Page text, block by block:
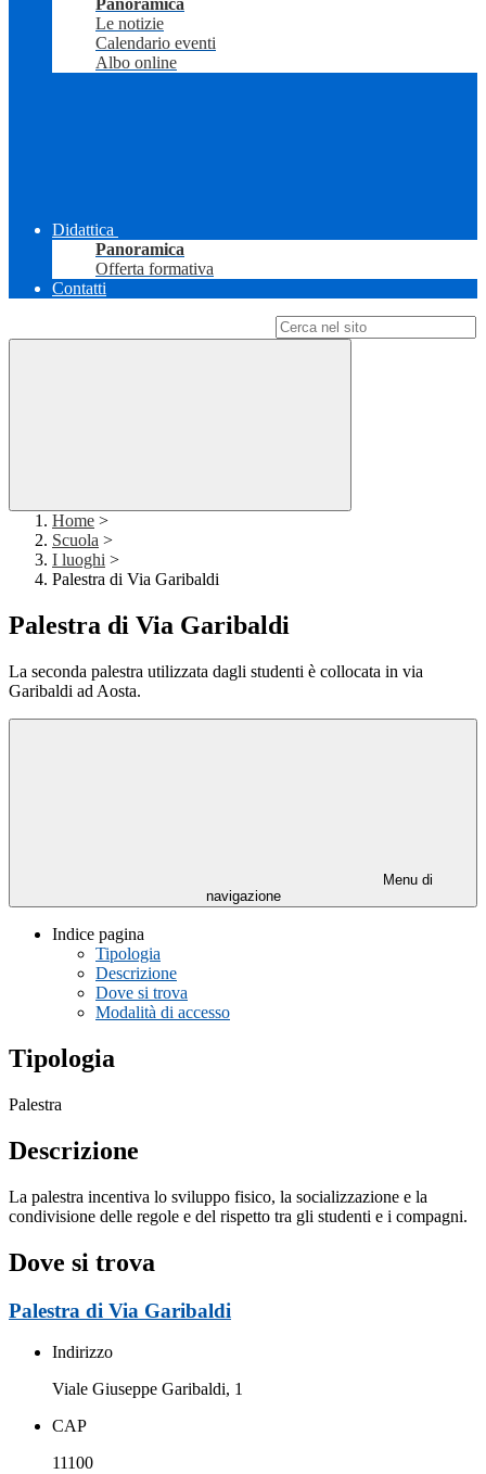
Panoramica
Le notizie
Calendario eventi
Albo online
Didattica
Panoramica
Offerta formativa
Contatti
Home >
Scuola >
I luoghi >
Palestra di Via Garibaldi
Palestra di Via Garibaldi
La seconda palestra utilizzata dagli studenti è collocata in via
Garibaldi ad Aosta.
Menu di
navigazione
Indice pagina
Tipologia
Descrizione
Dove si trova
Modalità di accesso
Tipologia
Palestra
Descrizione
La palestra incentiva lo sviluppo fisico, la socializzazione e la
condivisione delle regole e del rispetto tra gli studenti e i compagni.
Dove si trova
Palestra di Via Garibaldi
Indirizzo
Viale Giuseppe Garibaldi, 1
CAP
11100